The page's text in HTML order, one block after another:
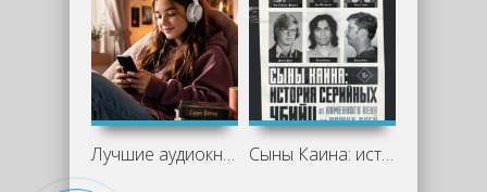
Лучшие аудиокниги для подростков: что Сыны Каина: история серийных убийц от